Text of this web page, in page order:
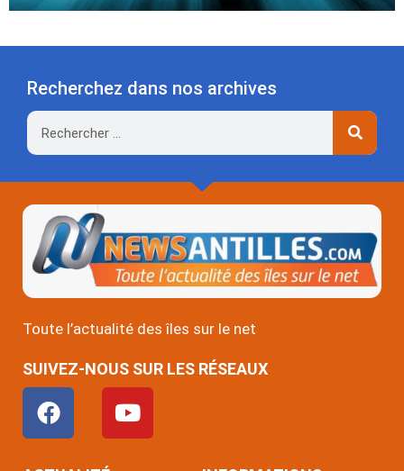
Recherchez dans nos archives
Rechercher
Toute l’actualité des îles sur le net
SUIVEZ-NOUS SUR LES RÉSEAUX
F
a
c
Y
o
u